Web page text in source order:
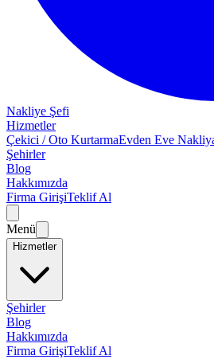
Nakliye Şefi
Hizmetler
Çekici / Oto KurtarmaEvden Eve
Şehirler
Blog
Hakkımızda
Firma GirişiTeklif Al
Menü
Hizmetler
Şehirler
Blog
Hakkımızda
Firma GirişiTeklif Al